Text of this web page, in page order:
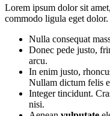
Lorem ipsum dolor sit
commodo ligula eget dolor.
Nulla consequat
Donec pede justo,
arcu.
In enim justo,
Nullam dictum felis
Integer tincidunt.
nisi.